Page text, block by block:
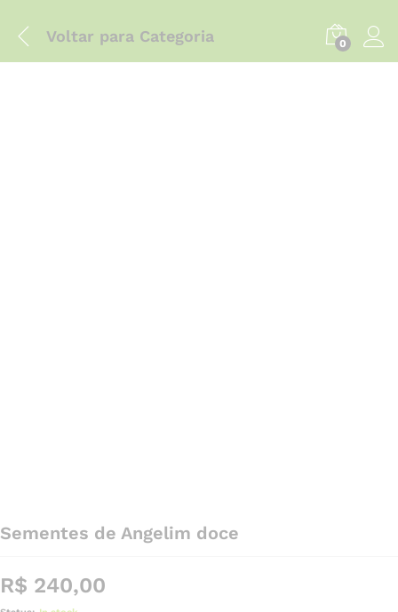
Voltar para Categoria 0
Sementes de Angelim doce
R$ 240,00